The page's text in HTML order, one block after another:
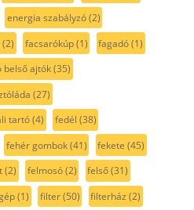
energia szabályzó(2)
(2) facsarókúp(1) fagadó(1)
belső ajtók(35)
(27)
tartó(4) fedél (38)
fehér gombok(41) fekete (45)
(2) felmosó(2) felső(31)
(1) filter(50) filterház (2)